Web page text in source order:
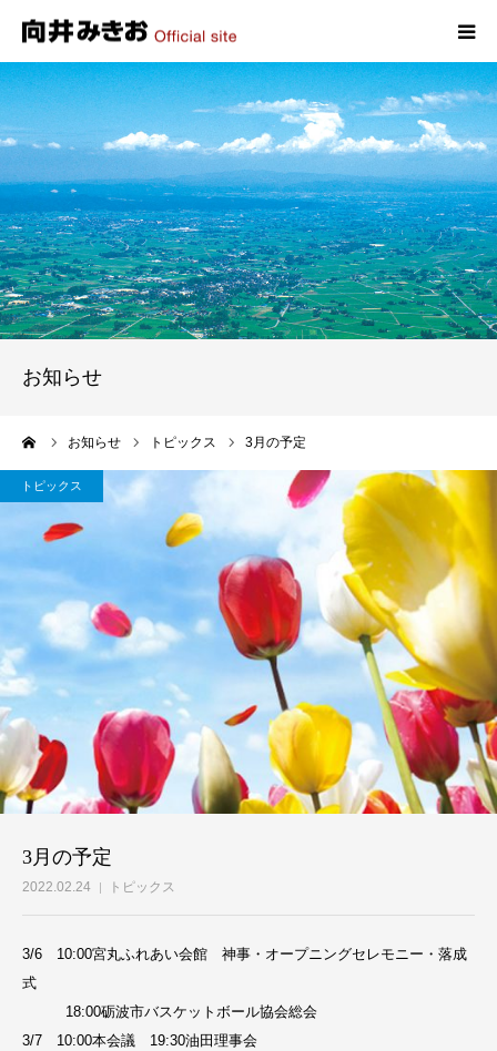
お知らせ
お知らせ トピックス 3月の予定
トピックス
3月の予定
2022.02.24 トピックス
3/6 10:00宮丸ふれあい会館 神事・オープニングセレモニー・落成
式
18:00砺波市バスケットボール協会総会
3/7 10:00本会議 19:30油田理事会
HOME
プロフィール
政策
活動報告